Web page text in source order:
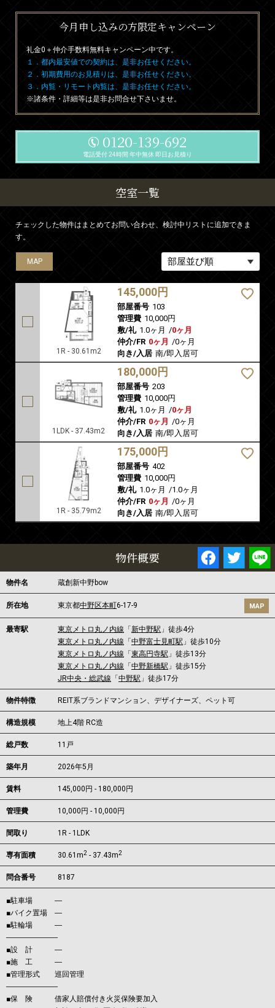
今月申し込みの方限定キャンペーン
礼金0 ＋仲介手数料無料キャンペーン中です。
１．都内最安値での契約は、是非お任せください。
２．初期費用のお見積りは、是非お任せください。
３．内覧・リモート内覧は、是非お任せください。
※諸条件・詳細等は是非お問合せ下さいませ。
0120-139-692
電話受付 24時間 年中無休 即日お見積り
空室一覧
チェックした物件はまとめてお問い合わせ、検討中リストに追加できま
す。
MAP
1R - 30.61m2
145,000円
部屋番号 103
管理費 10,000円
敷/礼 1.0ヶ月 /0ヶ月
仲介/FR 0ヶ月 /0ヶ月
向き/入居 南/即入居可
MAP
1LDK - 37.43m2
180,000円
部屋番号 203
管理費 10,000円
敷/礼 1.0ヶ月 /0ヶ月
仲介/FR 0ヶ月 /0ヶ月
向き/入居 南/即入居可
MAP
1R - 35.79m2
175,000円
部屋番号 402
管理費 10,000円
敷/礼 1.0ヶ月 /1.0ヶ月
仲介/FR 0ヶ月 /0ヶ月
向き/入居 南/即入居可
物件概要
物件名 蔵創新中野bow
所在地 東京都中野区本町6-17-9 MAP
最寄駅 東京メトロ丸ノ内線 「 新中野駅 」徒歩4分
東京メトロ丸ノ内線 「 中野富士見町駅 」徒歩10分
東京メトロ丸ノ内線 「 東高円寺駅 」徒歩13分
東京メトロ丸ノ内線 「 中野新橋駅 」徒歩15分
JR中央・総武線 「 中野駅 」徒歩17分
物件特徴 REIT系ブランドマンション、デザイナーズ、ペット可
構造規模 地上4階 RC造
総戸数 11戸
築年月 2026年5月
賃料 145,000円 - 180,000円
管理費 10,000円 - 10,000円
間取り 1R - 1LDK
専有面積 30.61m2 - 37.43m2
問合番号 8187
■駐車場 ―
■バイク置場 ―
■駐輪場 ―
―――――――
■設 計 ―
■施 工 ―
■管理形式 巡回管理
―――――――
■保 険 借家人賠償付き火災保険要加入